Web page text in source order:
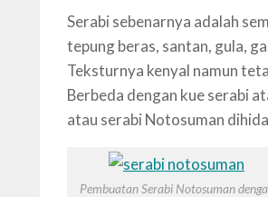
Serabi sebenarnya adalah
tepung beras, santan, gula,
Teksturnya kenyal namun
Berbeda dengan kue serabi
atau serabi Notosuman
Pembuatan Serabi Notosuman